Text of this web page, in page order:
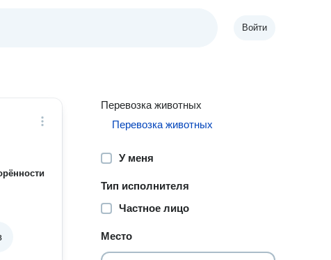
Войти
Перевозка животных
Перевозка животных
У меня
Тип исполнителя
Частное лицо
Место